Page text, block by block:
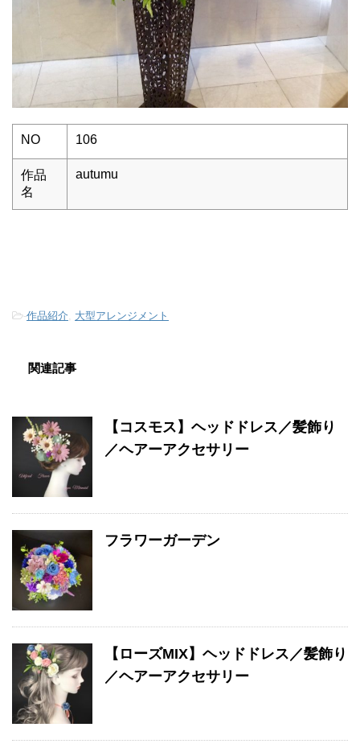
NO 106
作品
名
autumu
-作品紹介, 大型アレンジメント
関連記事
【コスモス】ヘッドドレス／髪飾り
／ヘアーアクセサリー
フラワーガーデン
【ローズMIX】ヘッドドレス／髪飾り
／ヘアーアクセサリー